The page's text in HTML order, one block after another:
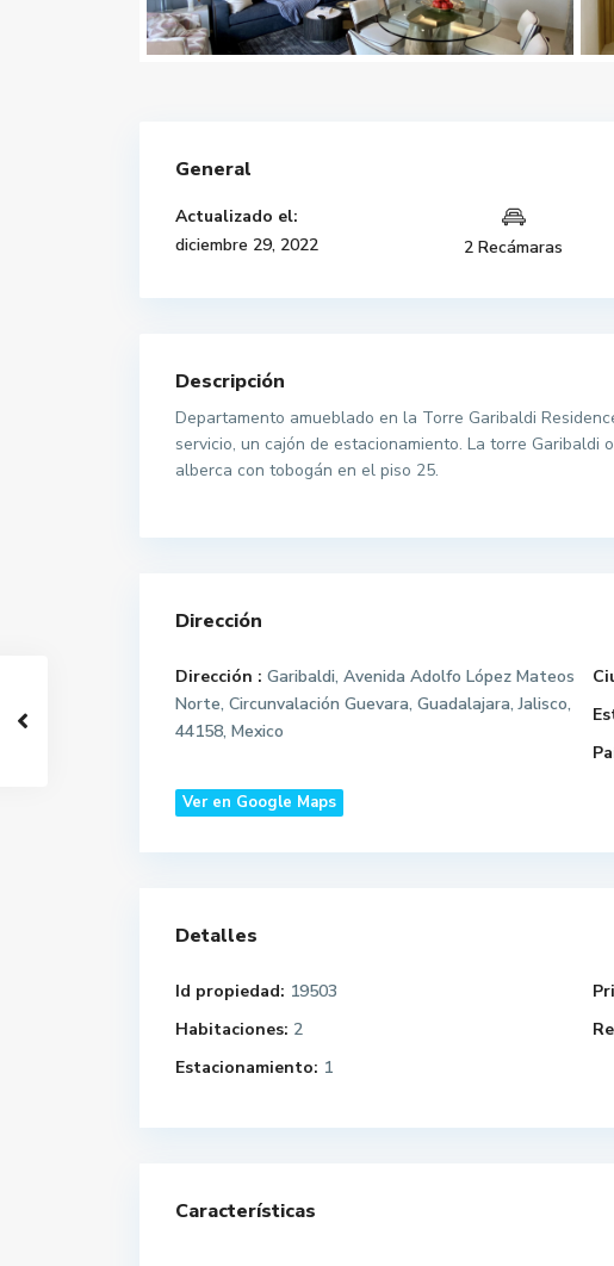
General
Actualizado el:
diciembre 29, 2022
2 Recámaras
Descripción
Departamento amueblado en la Torre Garibaldi
servicio, un cajón de estacionamiento. La torre
alberca con tobogán en el piso 25.
Dirección
Dirección : Garibaldi, Avenida Adolfo López Mateos
Norte, Circunvalación Guevara, Guadalajara, Jalisco,
44158, Mexico
Ver en Google Maps
Detalles
Id propiedad: 19503
Habitaciones: 2
Estacionamiento: 1
Características